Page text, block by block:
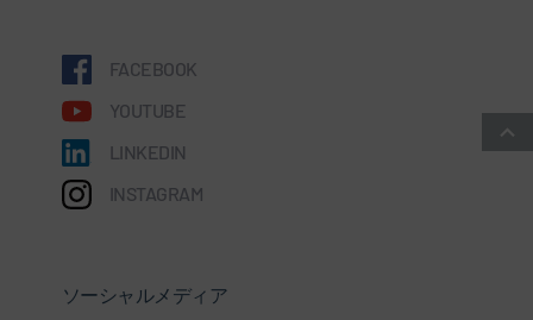
FACEBOOK
YOUTUBE
LINKEDIN
INSTAGRAM
ソーシャルメディア